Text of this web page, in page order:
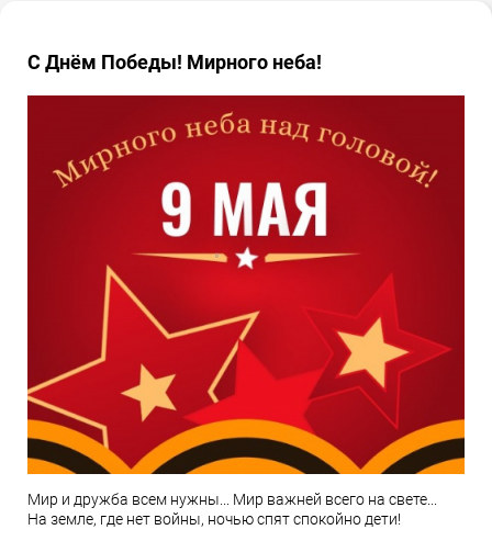
С Днём Победы! Мирного неба!
Мир и дружба всем нужны... Мир важней всего на свете...
На земле, где нет войны, ночью спят спокойно дети!